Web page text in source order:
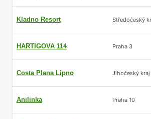
Kladno Resort Středočeský
HARTIGOVA 114 Praha 3
Costa Plana Lipno Jihočeský kraj
Anilinka Praha 10